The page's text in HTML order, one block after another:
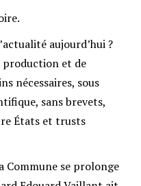
aujourd’hui ?
production et de
nécessaires, sous
sans brevets,
États et trusts
Commune se prolonge